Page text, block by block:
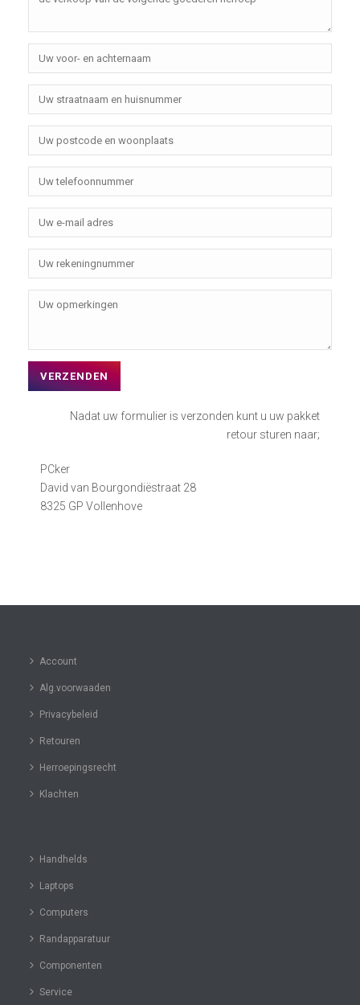
Nadat uw formulier is verzonden kunt u uw pakket
retour sturen naar;
PCker
David van Bourgondiëstraat 28
8325 GP Vollenhove
Account
Alg.voorwaaden
Privacybeleid
Retouren
Herroepingsrecht
Klachten
Handhelds
Laptops
Computers
Randapparatuur
Componenten
Service